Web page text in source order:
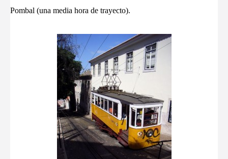
Pombal (una media hora de trayecto).